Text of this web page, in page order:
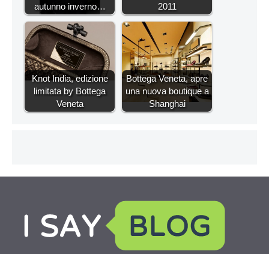
autunno inverno…
2011
Knot India, edizione
limitata by Bottega
Veneta
Bottega Veneta, apre
una nuova boutique a
Shanghai